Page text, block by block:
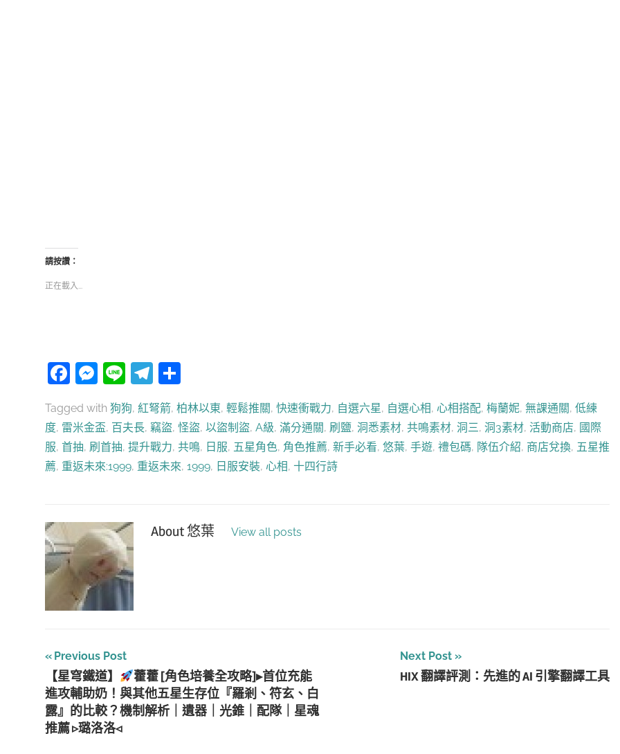
請按讚：
正在載入...
Facebook
Messenger
LineTelegram
分
Tagged with 狗狗, 紅弩箭, 柏林以東, 輕鬆推關, 快速衝戰力, 自選六星, 自選心相, 心相搭配, 梅蘭妮, 無課通關, 低練
度, 雷米金盃, 百夫長, 竊盜, 怪盜, 以盜制盜, A級, 滿分通關, 刷鹽, 洞悉素材, 共鳴素材, 洞三, 洞3素材, 活動商店, 國際
服, 首抽, 刷首抽, 提升戰力, 共鳴, 日服, 五星角色, 角色推薦, 新手必看, 悠葉, 手遊, 禮包碼, 隊伍介紹, 商店兌換, 五星推
薦, 重返未來:1999, 重返未來, 1999, 日服安裝, 心相, 十四行詩
About悠葉 View all posts
文
章
導
覽
Previous Post
【星穹鐵道】
藿藿 [角色培養全攻略]▸首位充能
進攻輔助奶！與其他五星生存位『羅剎、符玄、白
露』的比較？機制解析｜遺器｜光錐｜配隊｜星魂
推薦 ▹璐洛洛◃
Next Post
HIX 翻譯評測：先進的 AI 引擎翻譯工具